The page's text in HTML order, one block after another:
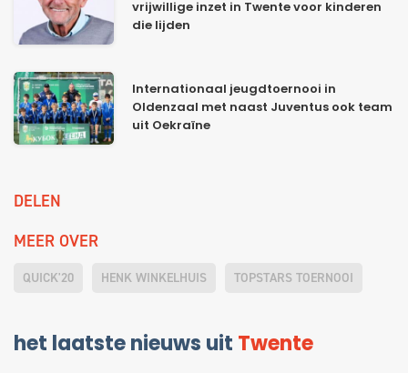
vrijwillige inzet in Twente voor kinderen
die lijden
Internationaal jeugdtoernooi in
Oldenzaal met naast Juventus ook team
uit Oekraïne
DELEN
MEER OVER
QUICK'20 HENK WINKELHUIS TOPSTARS TOERNOOI
het laatste nieuws uit Twente